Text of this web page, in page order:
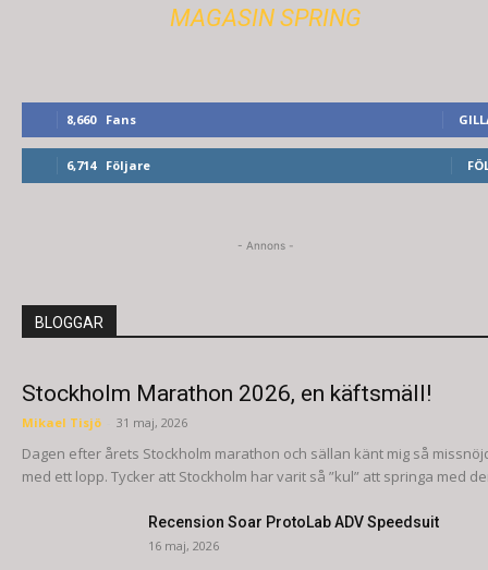
MAGASIN SPRING
8,660 Fans
6,714 Följare
- Annons -
BLOGGAR
Stockholm Marathon 2026, en käftsmäll!
Mikael Tisjö 31 maj, 2026
Dagen efter årets Stockholm marathon och sällan känt mig så
med ett lopp. Tycker att Stockholm har varit så ”kul” att springa med
Recension Soar ProtoLab ADV Speedsuit
16 maj, 2026